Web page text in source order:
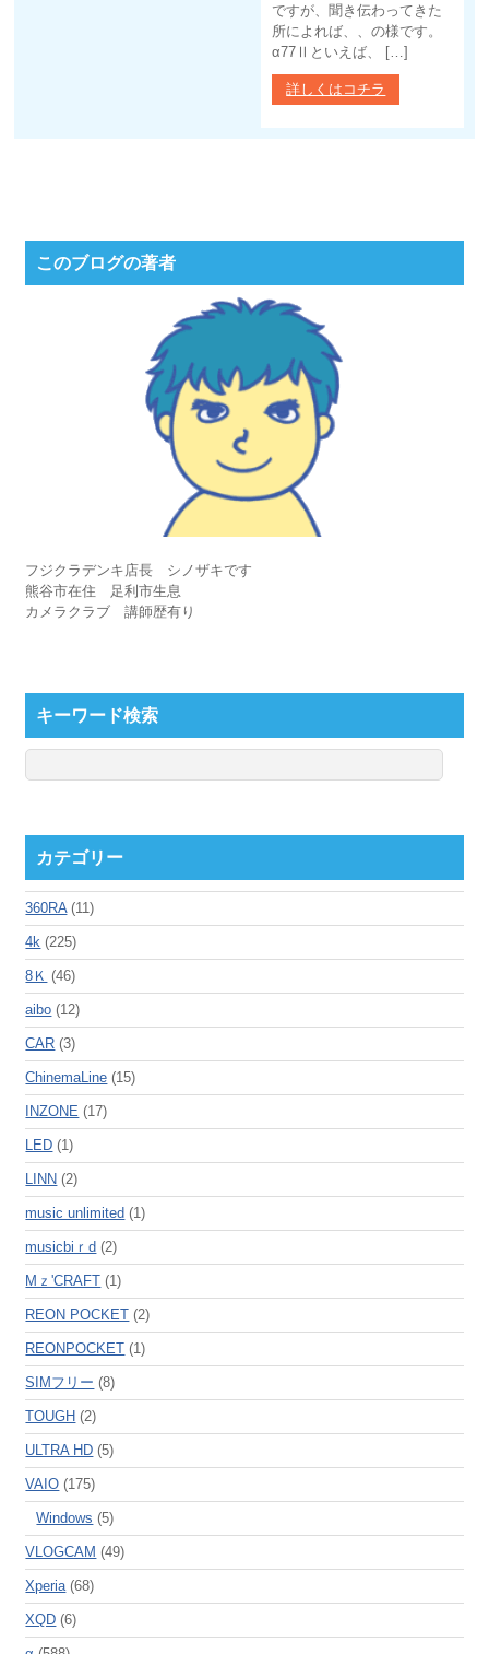
ですが、聞き伝わってきた
所によれば、、の様です。
α77Ⅱといえば、 […]
詳しくはコチラ
このブログの著者
フジクラデンキ店長 シノザキです
熊谷市在住 足利市生息
カメラクラブ 講師歴有り
キーワード検索
カテゴリー
360RA(11)
4k (225)
8Ｋ (46)
aibo (12)
CAR (3)
ChinemaLine (15)
INZONE (17)
LED (1)
LINN (2)
music unlimited (1)
musicbiｒd (2)
Mｚ'CRAFT (1)
REON POCKET (2)
REONPOCKET (1)
SIMフリー (8)
TOUGH (2)
ULTRA HD (5)
VAIO (175)
Windows (5)
VLOGCAM (49)
Xperia(68)
XQD (6)